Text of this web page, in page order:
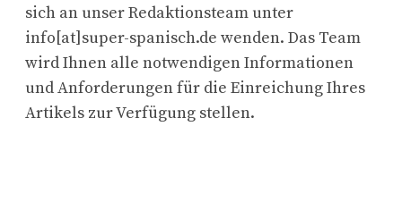
sich an unser Redaktionsteam unter
info[at]super-spanisch.de wenden. Das Team
wird Ihnen alle notwendigen Informationen
und Anforderungen für die Einreichung Ihres
Artikels zur Verfügung stellen.